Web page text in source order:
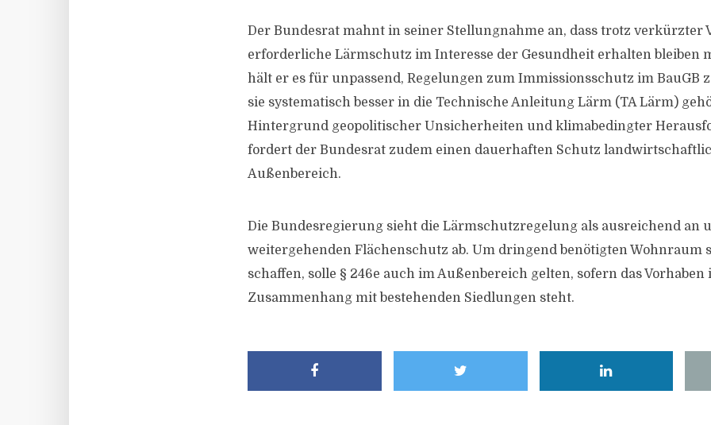
Der Bundesrat mahnt in seiner Stellungnahme an, dass trotz verkürzter
erforderliche Lärmschutz im Interesse der Gesundheit erhalten bleiben
hält er es für unpassend, Regelungen zum Immissionsschutz im BauGB
sie systematisch besser in die Technische Anleitung Lärm (TA Lärm)
Hintergrund geopolitischer Unsicherheiten und klimabedingter
fordert der Bundesrat zudem einen dauerhaften Schutz
Außenbereich.
Die Bundesregierung sieht die Lärmschutzregelung als ausreichend an
weitergehenden Flächenschutz ab. Um dringend benötigten Wohnraum
schaffen, solle § 246e auch im Außenbereich gelten, sofern das
Zusammenhang mit bestehenden Siedlungen steht.